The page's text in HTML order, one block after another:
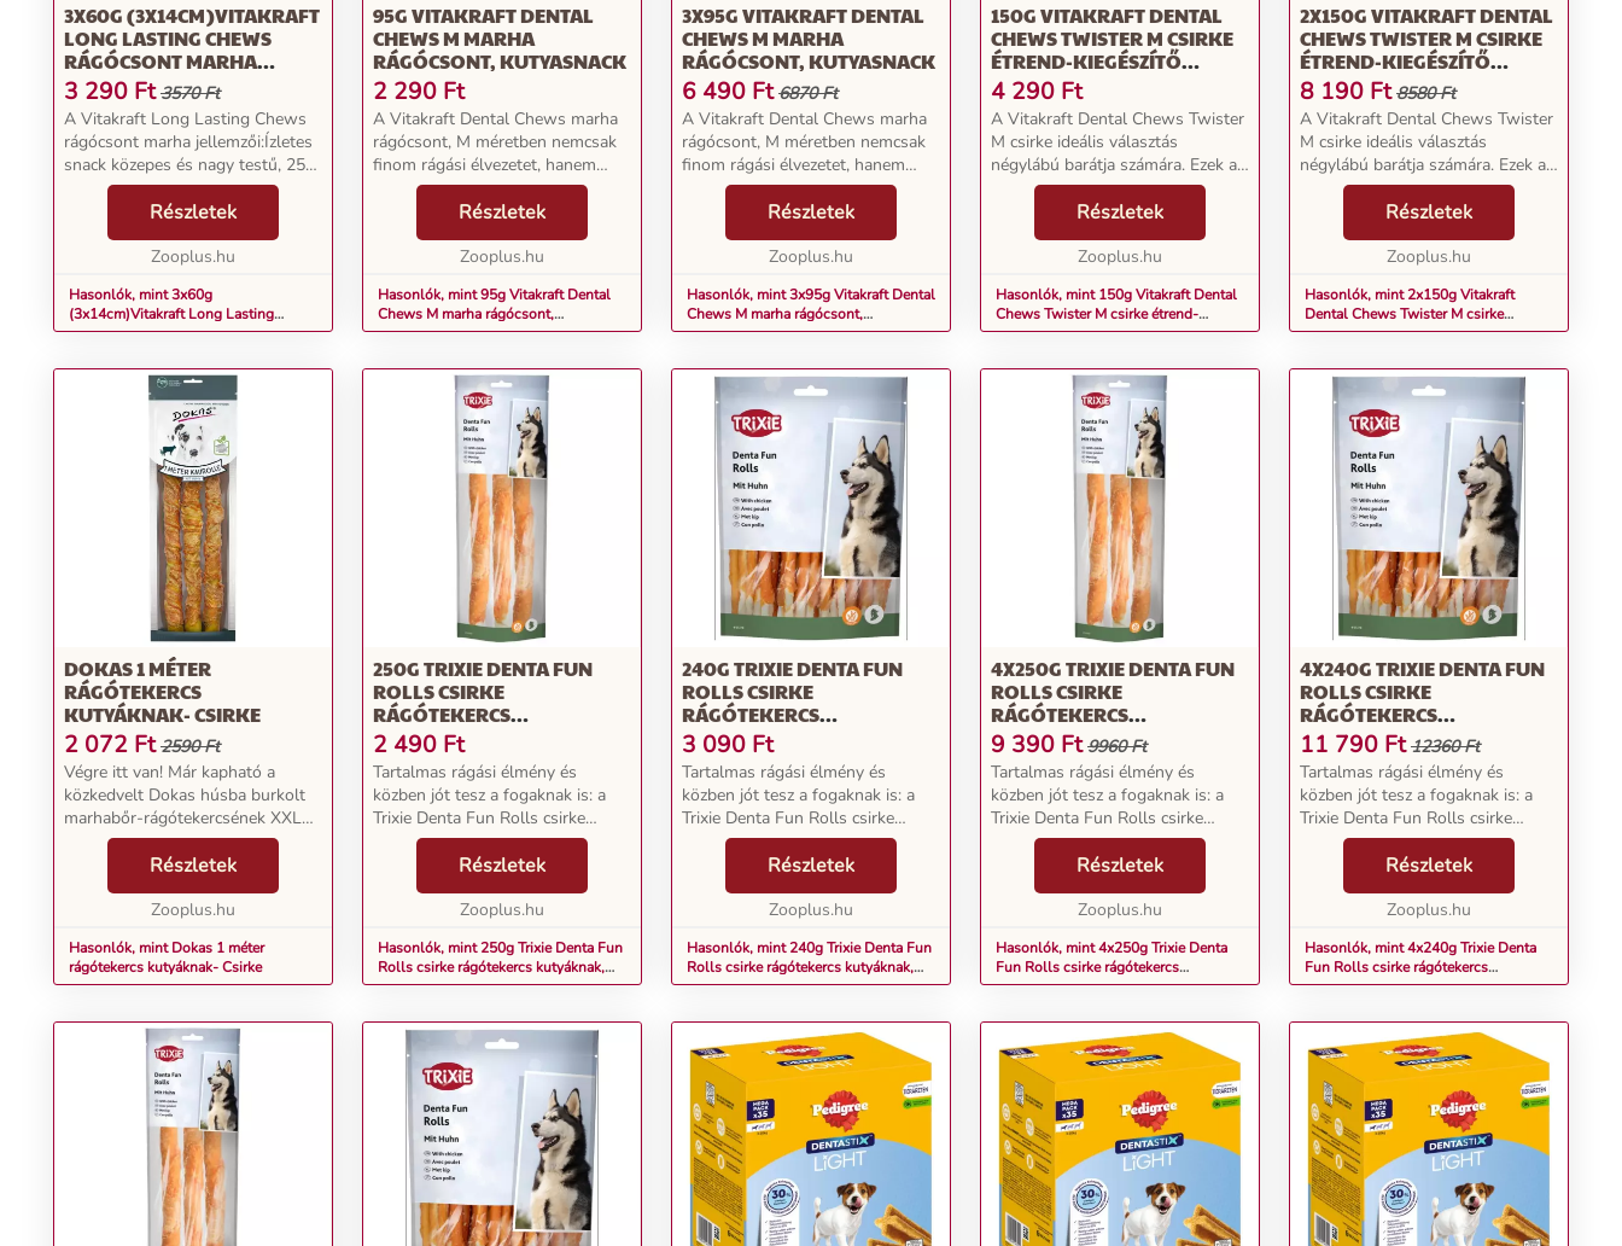
3X60G (3X14CM)VITAKRAFT
LONG LASTING CHEWS
RÁGÓCSONT MARHA
KUTYASNACK
3 290 Ft 3570 Ft
A Vitakraft Long Lasting Chews
rágócsont marha jellemzői:Ízletes
snack közepes és nagy testű, 25
kg feletti kutyáknak100%-ban
préselt marhabőr: extra ropogós
ízletesIntenzív rágásélmény: a
hosszan tar...
Részletek
Zooplus.hu
Hasonlók, mint 3x60g
(3x14cm)Vitakraft Long Lasting
Chews rágócsont marha kutyasnack
95G VITAKRAFT DENTAL
CHEWS M MARHA
RÁGÓCSONT, KUTYASNACK
2 290 Ft
A Vitakraft Dental Chews marha
rágócsont, M méretben nemcsak
finom rágási élvezetet, hanem
hasznos elfoglaltságot is kínál
négylábú barátjának. A tiszta
marhabőrből készült rágócsont
snack különösen m...
Részletek
Zooplus.hu
Hasonlók, mint 95g Vitakraft Dental
Chews M marha rágócsont,
kutyasnack
3X95G VITAKRAFT DENTAL
CHEWS M MARHA
RÁGÓCSONT, KUTYASNACK
6 490 Ft 6870 Ft
A Vitakraft Dental Chews marha
rágócsont, M méretben nemcsak
finom rágási élvezetet, hanem
hasznos elfoglaltságot is kínál
négylábú barátjának. A tiszta
marhabőrből készült rágócsont
snack különösen m...
Részletek
Zooplus.hu
Hasonlók, mint 3x95g Vitakraft Dental
Chews M marha rágócsont,
kutyasnack
150G VITAKRAFT DENTAL
CHEWS TWISTER M CSIRKE
ÉTREND-KIEGÉSZÍTŐ
ELEDEL KUTYÁKNAK
4 290 Ft
A Vitakraft Dental Chews Twister
M csirke ideális választás
négylábú barátja számára. Ezek a
trükkösen csavart rágórudak
kemény marhabőrből készülnek
és finom csirkehússal töltöttek.
Nemcsak finom rág...
Részletek
Zooplus.hu
Hasonlók, mint 150g Vitakraft Dental
Chews Twister M csirke étrend-
kiegészítő eledel kutyáknak
2X150G VITAKRAFT DENTAL
CHEWS TWISTER M CSIRKE
ÉTREND-KIEGÉSZÍTŐ
ELEDEL KUTYÁKNAK
8 190 Ft 8580 Ft
A Vitakraft Dental Chews Twister
M csirke ideális választás
négylábú barátja számára. Ezek a
trükkösen csavart rágórudak
kemény marhabőrből készülnek
és finom csirkehússal töltöttek.
Nemcsak finom rág...
Részletek
Zooplus.hu
Hasonlók, mint 2x150g Vitakraft
Dental Chews Twister M csirke
étrend-kiegészítő eledel kutyáknak
DOKAS 1 MÉTER
RÁGÓTEKERCS
KUTYÁKNAK- CSIRKE
2 072 Ft 2590 Ft
Végre itt van! Már kapható a
közkedvelt Dokas húsba burkolt
marhabőr-rágótekercsének XXL
változata, ami dupla élményt nyújt
kutyájának: a rágósnack nemcsak
100% feltekert húsból áll, hanem
magja marha...
Részletek
Zooplus.hu
Hasonlók, mint Dokas 1 méter
rágótekercs kutyáknak- Csirke
250G TRIXIE DENTA FUN
ROLLS CSIRKE
RÁGÓTEKERCS
KUTYÁKNAK, 3XKB. 28CM
2 490 Ft
Tartalmas rágási élmény és
közben jót tesz a fogaknak is: a
Trixie Denta Fun Rolls csirke
rágótekercsek lehetővé teszik ezt!
Az ízletes rudacskák nemcsak
négylábú barátja ízlelőbimbóit
kényeztetik, ha...
Részletek
Zooplus.hu
Hasonlók, mint 250g Trixie Denta Fun
Rolls csirke rágótekercs kutyáknak,
3xkb. 28cm
240G TRIXIE DENTA FUN
ROLLS CSIRKE
RÁGÓTEKERCS
KUTYÁKNAK, 30XKB. 12CM
3 090 Ft
Tartalmas rágási élmény és
közben jót tesz a fogaknak is: a
Trixie Denta Fun Rolls csirke
rágótekercsek lehetővé teszik ezt!
Az ízletes rudacskák nemcsak
négylábú barátja ízlelőbimbóit
kényeztetik, ha...
Részletek
Zooplus.hu
Hasonlók, mint 240g Trixie Denta Fun
Rolls csirke rágótekercs kutyáknak,
30xkb. 12cm
4X250G TRIXIE DENTA FUN
ROLLS CSIRKE
RÁGÓTEKERCS
KUTYÁKNAK, 12XKB. 28CM
9 390 Ft 9960 Ft
Tartalmas rágási élmény és
közben jót tesz a fogaknak is: a
Trixie Denta Fun Rolls csirke
rágótekercsek lehetővé teszik ezt!
Az ízletes rudacskák nemcsak
négylábú barátja ízlelőbimbóit
kényeztetik, ha...
Részletek
Zooplus.hu
Hasonlók, mint 4x250g Trixie Denta
Fun Rolls csirke rágótekercs
kutyáknak, 12xkb. 28cm
4X240G TRIXIE DENTA FUN
ROLLS CSIRKE
RÁGÓTEKERCS
KUTYÁKNAK, 120XKB. 12CM
11 790 Ft 12360 Ft
Tartalmas rágási élmény és
közben jót tesz a fogaknak is: a
Trixie Denta Fun Rolls csirke
rágótekercsek lehetővé teszik ezt!
Az ízletes rudacskák nemcsak
négylábú barátja ízlelőbimbóit
kényeztetik, ha...
Részletek
Zooplus.hu
Hasonlók, mint 4x240g Trixie Denta
Fun Rolls csirke rágótekercs
kutyáknak, 120xkb. 12cm